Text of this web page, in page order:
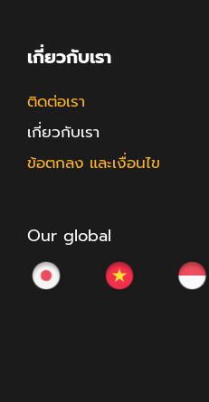
เกี่ยวกับเรา
ติดต่อเรา
เกี่ยวกับเรา
ข้อตกลง และเงื่อนไข
Our global